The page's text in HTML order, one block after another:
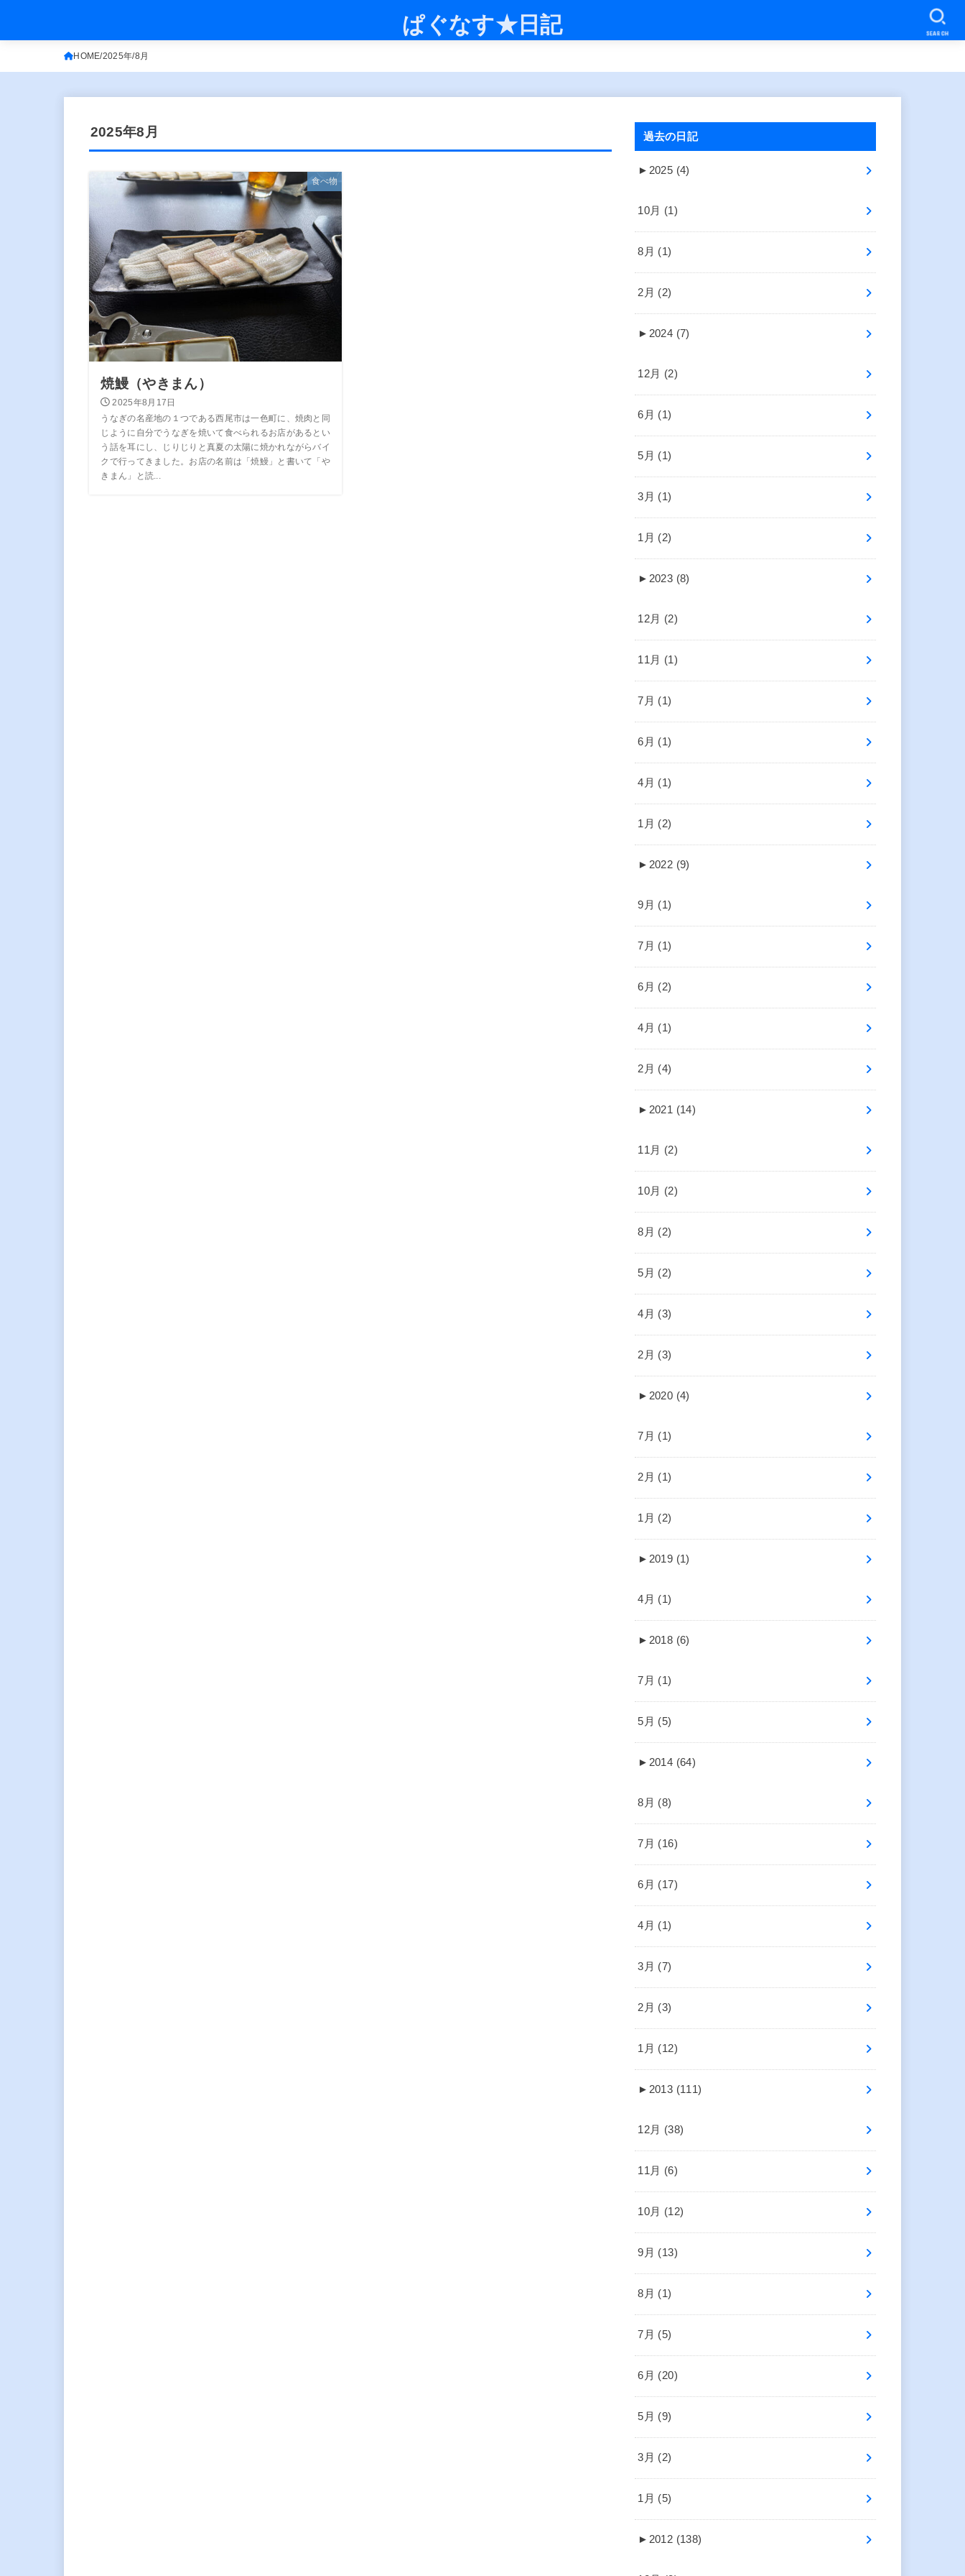
ぱぐなす★日記 SEARCH
HOME 2025年 8月
2025年8月
食べ物
焼鰻（やきまん）
2025年8月17日
うなぎの名産地の１つである西尾市は一色町に、焼肉と同
じように自分でうなぎを焼いて食べられるお店があるとい
う話を耳にし、じりじりと真夏の太陽に焼かれながらバイ
クで行ってきました。お店の名前は「焼鰻」と書いて「や
きまん」と読...
過去の日記
► 2025 (4)
10月 (1)
8月 (1)
2月 (2)
► 2024 (7)
12月 (2)
6月 (1)
5月 (1)
3月 (1)
1月 (2)
► 2023 (8)
12月 (2)
11月 (1)
7月 (1)
6月 (1)
4月 (1)
1月 (2)
► 2022 (9)
9月 (1)
7月 (1)
6月 (2)
4月 (1)
2月 (4)
► 2021 (14)
11月 (2)
10月 (2)
8月 (2)
5月 (2)
4月 (3)
2月 (3)
► 2020 (4)
7月 (1)
2月 (1)
1月 (2)
► 2019 (1)
4月 (1)
► 2018 (6)
7月 (1)
5月 (5)
► 2014 (64)
8月 (8)
7月 (16)
6月 (17)
4月 (1)
3月 (7)
2月 (3)
1月 (12)
► 2013 (111)
12月 (38)
11月 (6)
10月 (12)
9月 (13)
8月 (1)
7月 (5)
6月 (20)
5月 (9)
3月 (2)
1月 (5)
► 2012 (138)